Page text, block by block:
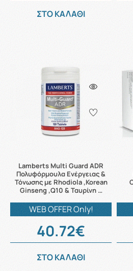
ΣΤΟ ΚΑΛΑΘΙ
Lamberts Multi Guard ADR
Πολυφόρμουλα Ενέργειας &
Τόνωσης με Rhodiola ,Korean
Ginseng ,Q10 & Ταυρίνη …
WEB OFFER Only!
40.72€
ΣΤΟ ΚΑΛΑΘΙ